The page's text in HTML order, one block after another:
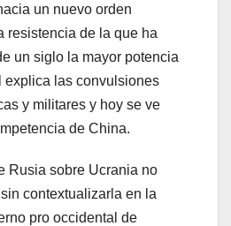
un nuevo orden
resistencia de la que ha
un siglo la mayor potencia
explica las convulsiones
y militares y hoy se ve
de China.
Rusia sobre Ucrania no
contextualizarla en la
pro occidental de